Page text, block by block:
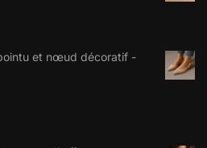
et nœud décoratif -